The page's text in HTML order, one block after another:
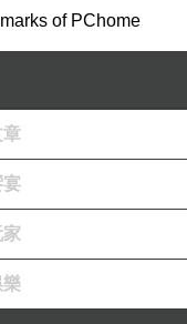
of PChome
章
宴
樂